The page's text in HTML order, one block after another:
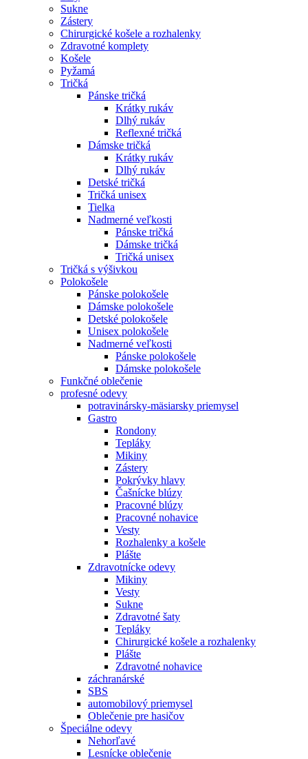
Sukne
Zástery
Chirurgické košele a rozhalenky
Zdravotné komplety
Košele
Pyžamá
Tričká
Pánske tričká
Krátky rukáv
Dlhý rukáv
Reflexné tričká
Dámske tričká
Krátky rukáv
Dlhý rukáv
Detské tričká
Tričká unisex
Tielka
Nadmerné veľkosti
Pánske tričká
Dámske tričká
Tričká unisex
Tričká s výšivkou
Polokošele
Pánske polokošele
Dámske polokošele
Detské polokošele
Unisex polokošele
Nadmerné veľkosti
Pánske polokošele
Dámske polokošele
Funkčné oblečenie
profesné odevy
potravinársky-mäsiarsky priemysel
Gastro
Rondony
Tepláky
Mikiny
Zástery
Pokrývky hlavy
Čašnícke blúzy
Pracovné blúzy
Pracovné nohavice
Vesty
Rozhalenky a košele
Plášte
Zdravotnícke odevy
Mikiny
Vesty
Sukne
Zdravotné šaty
Tepláky
Chirurgické košele a rozhalenky
Plášte
Zdravotné nohavice
záchranárské
SBS
automobilový priemysel
Oblečenie pre hasičov
Špeciálne odevy
Nehorľavé
Lesnícke oblečenie